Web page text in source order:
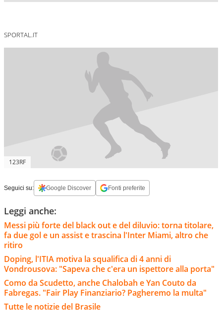
SPORTAL.IT
123RF
Seguici su: Google Discover Fonti preferite
Leggi anche:
Messi più forte del black out e del diluvio: torna titolare,
fa due gol e un assist e trascina l'Inter Miami, altro che
ritiro
Doping, l'ITIA motiva la squalifica di 4 anni di
Vondrousova: "Sapeva che c'era un ispettore alla porta"
Como da Scudetto, anche Chalobah e Yan Couto da
Fabregas. "Fair Play Finanziario? Pagheremo la multa"
Tutte le notizie del Brasile